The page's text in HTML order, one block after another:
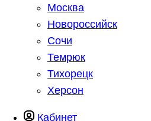
Москва
Новороссийск
Сочи
Темрюк
Тихорецк
Херсон
Кабинет